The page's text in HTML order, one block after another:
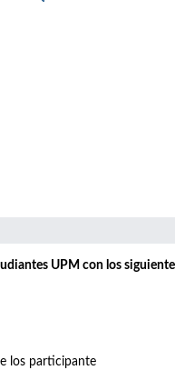
UPM con los
los participante